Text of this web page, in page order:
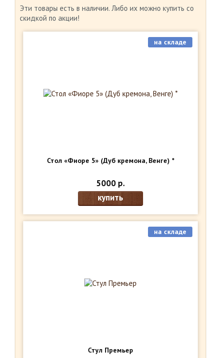
Эти товары есть в наличии. Либо их можно купить со
скидкой по акции!
Стол «Фиоре 5» (Дуб кремона, Венге) *
на складе
5000 р.
купить
Стул Премьер
на складе